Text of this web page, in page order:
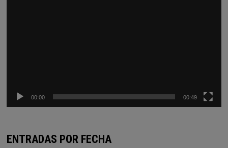
00:00 00:49
ENTRADAS POR FECHA